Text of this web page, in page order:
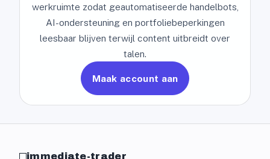
werkruimte zodat geautomatiseerde handelbots,
AI-ondersteuning en portfoliebeperkingen
leesbaar blijven terwijl content uitbreidt over
talen.
Maak account aan
immediate-trader